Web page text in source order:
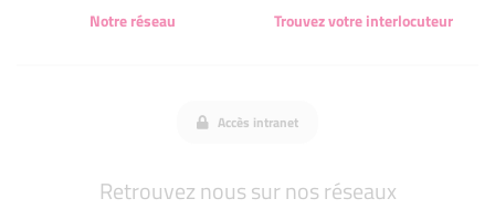
Notre réseau
Trouvez votre interlocuteur
Accès intranet
Retrouvez nous sur nos réseaux